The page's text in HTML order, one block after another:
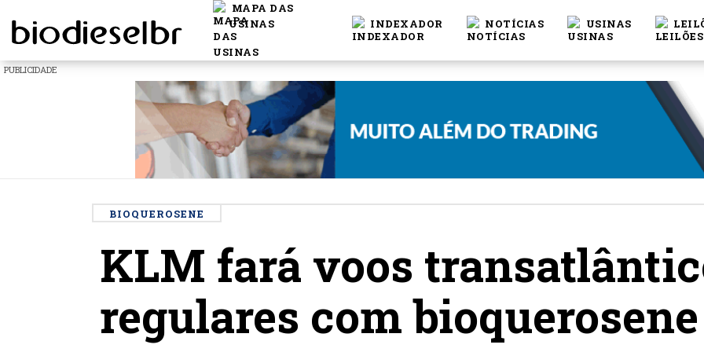
MAPA DAS
USINAS
INDEXADOR NOTÍCIAS USINAS
PUBLICIDADE
BIOQUEROSENE
KLM fará voos
regulares com bioquerosene